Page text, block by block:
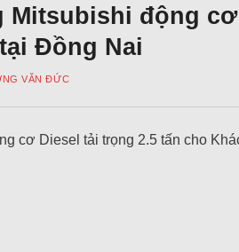
Mitsubishi động
Đồng Nai
VĂN ĐỨC
cơ Diesel tải trọng 2.5 tấn cho